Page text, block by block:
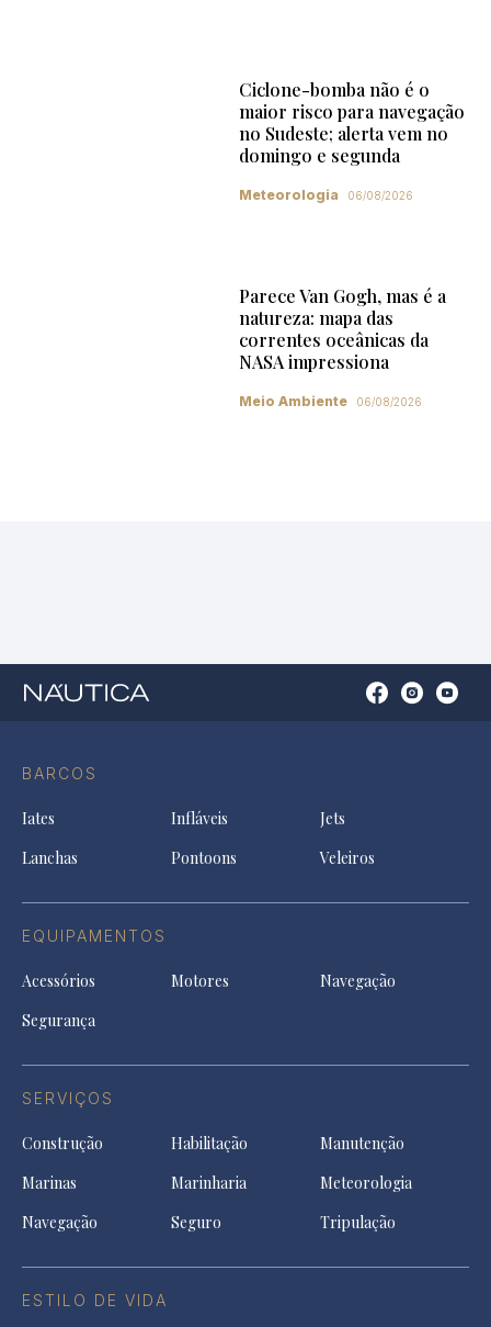
Ciclone-bomba não é o
maior risco para navegação
no Sudeste; alerta vem no
domingo e segunda
Meteorologia 06/08/2026
Parece Van Gogh, mas é a
natureza: mapa das
correntes oceânicas da
NASA impressiona
Meio Ambiente 06/08/2026
BARCOS
Iates Infláveis
Jets
Lanchas
Pontoons Veleiros
EQUIPAMENTOS
Acessórios Motores
Navegação
Segurança
SERVIÇOS
Construção Habilitação
Manutenção
Marinas
Marinharia
Meteorologia
Navegação
Seguro Tripulação
ESTILO DE VIDA
OpenOpenOpen